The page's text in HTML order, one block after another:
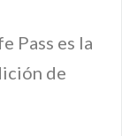
Pass es la
de